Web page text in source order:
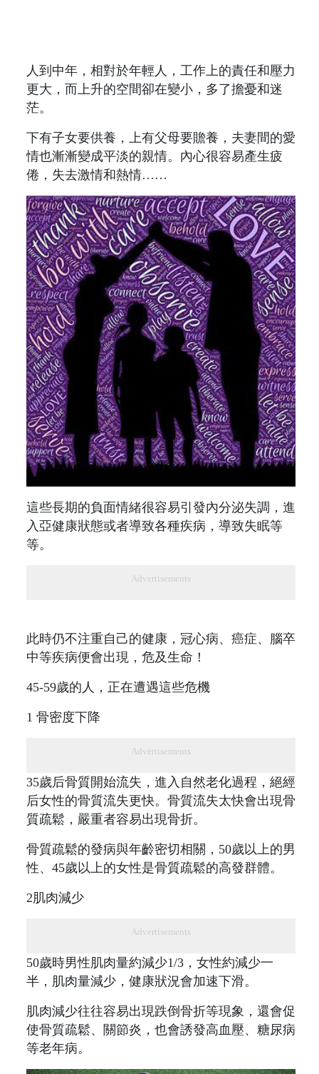
人到中年，相對於年輕人，工作上的責任和壓力
更大，而上升的空間卻在變小，多了擔憂和迷
茫。
下有子女要供養，上有父母要贍養，夫妻間的愛
情也漸漸變成平淡的親情。內心很容易產生疲
倦，失去激情和熱情……
這些長期的負面情緒很容易引發內分泌失調，進
入亞健康狀態或者導致各種疾病，導致失眠等
等。
Advertisements
此時仍不注重自己的健康，冠心病、癌症、腦卒
中等疾病便會出現，危及生命！
45-59歲的人，正在遭遇這些危機
1 骨密度下降
Advertisements
35歲后骨質開始流失，進入自然老化過程，絕經
后女性的骨質流失更快。骨質流失太快會出現骨
質疏鬆，嚴重者容易出現骨折。
骨質疏鬆的發病與年齡密切相關，50歲以上的男
性、45歲以上的女性是骨質疏鬆的高發群體。
2肌肉減少
Advertisements
50歲時男性肌肉量約減少1/3，女性約減少一
半，肌肉量減少，健康狀況會加速下滑。
肌肉減少往往容易出現跌倒骨折等現象，還會促
使骨質疏鬆、關節炎，也會誘發高血壓、糖尿病
等老年病。